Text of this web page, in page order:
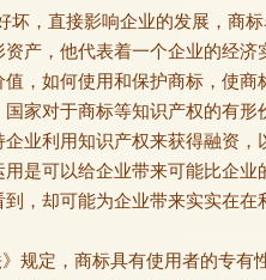
，直接影响企业的发展，商
资产，他代表着一个企业的经
值，如何使用和保护商标，使
国家对于商标等知识产权的有
企业利用知识产权来获得融资
用是可以给企业带来可能比企
，却可能为企业带来实实在在
规定，商标具有使用者的专有